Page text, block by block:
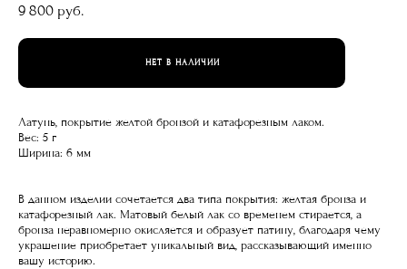
9 800 pуб.
НЕТ В НАЛИЧИИ
Латунь, покрытие желтой бронзой и катафорезным лаком.
Вес: 5 г
Ширина: 6 мм
В данном изделии сочетается два типа покрытия: желтая бронза и
катафорезный лак. Матовый белый лак со временем стирается, а
бронза неравномерно окисляется и образует патину, благодаря чему
украшение приобретает уникальный вид, рассказывающий именно
вашу историю.